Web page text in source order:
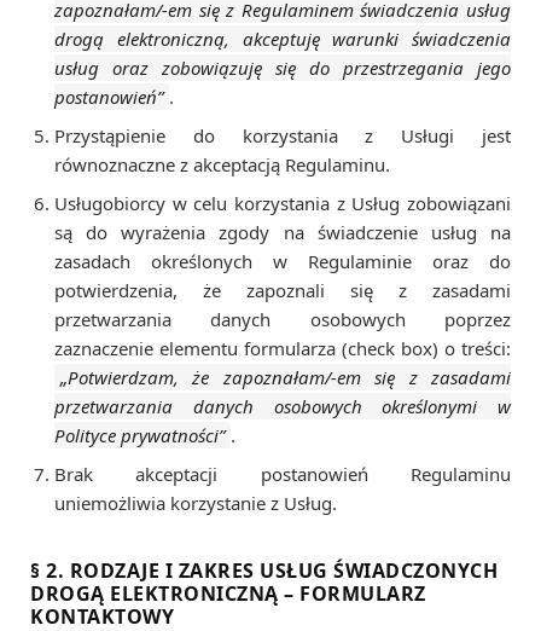
zapoznałam/-em się z Regulaminem świadczenia usług
drogą elektroniczną, akceptuję warunki świadczenia
usług oraz zobowiązuję się do przestrzegania jego
postanowień” .
Przystąpienie do korzystania z Usługi jest
równoznaczne z akceptacją Regulaminu.
Usługobiorcy w celu korzystania z Usług zobowiązani
są do wyrażenia zgody na świadczenie usług na
zasadach określonych w Regulaminie oraz do
potwierdzenia, że zapoznali się z zasadami
przetwarzania danych osobowych poprzez
zaznaczenie elementu formularza (check box) o treści:
„Potwierdzam, że zapoznałam/-em się z zasadami
przetwarzania danych osobowych określonymi w
Polityce prywatności” .
Brak akceptacji postanowień Regulaminu
uniemożliwia korzystanie z Usług.
§ 2. RODZAJE I ZAKRES USŁUG ŚWIADCZONYCH
DROGĄ ELEKTRONICZNĄ – FORMULARZ
KONTAKTOWY